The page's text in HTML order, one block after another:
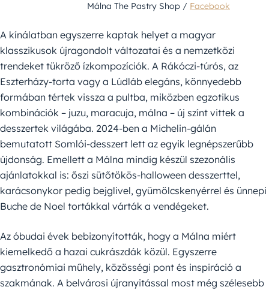
Málna The Pastry Shop / Facebook
A kínálatban egyszerre kaptak helyet a magyar
klasszikusok újragondolt változatai és a nemzetközi
trendeket tükröző ízkompozíciók. A Rákóczi-túrós, az
Eszterházy-torta vagy a Lúdláb elegáns, könnyedebb
formában tértek vissza a pultba, miközben egzotikus
kombinációk – juzu, maracuja, málna – új színt vittek a
desszertek világába. 2024-ben a Michelin-gálán
bemutatott Somlói-desszert lett az egyik legnépszerűbb
újdonság. Emellett a Málna mindig készül szezonális
ajánlatokkal is: őszi sütőtökös-halloween desszerttel,
karácsonykor pedig bejglivel, gyümölcskenyérrel és ünnepi
Buche de Noel tortákkal várták a vendégeket.
Az óbudai évek bebizonyították, hogy a Málna miért
kiemelkedő a hazai cukrászdák közül. Egyszerre
gasztronómiai műhely, közösségi pont és inspiráció a
szakmának. A belvárosi újranyitással most még szélesebb